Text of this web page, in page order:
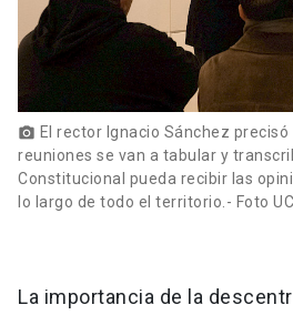
photo_camera El rector Ignacio Sánchez
reuniones se van a tabular y
Constitucional pueda recibir las
lo largo de todo el territorio.- Foto
La importancia de la